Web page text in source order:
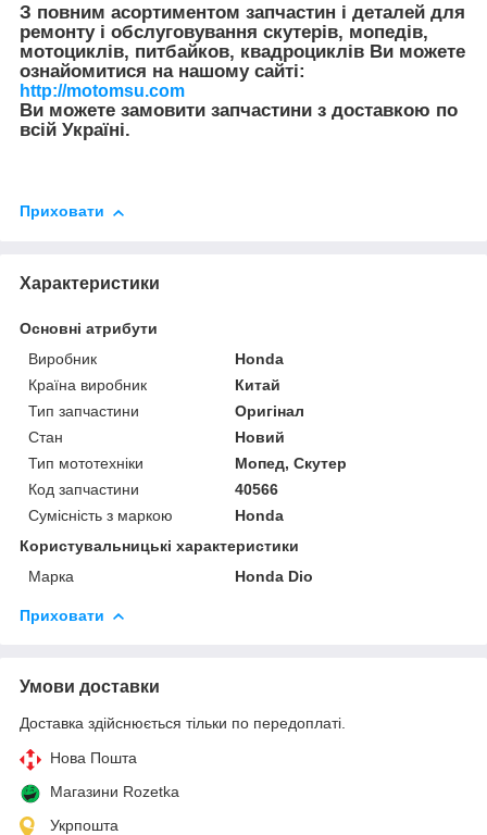
З повним асортиментом запчастин і деталей для
ремонту і обслуговування скутерів, мопедів,
мотоциклів, питбайков, квадроциклів Ви можете
ознайомитися на нашому сайті:
http://motomsu.com
Ви можете замовити запчастини з доставкою по
всій Україні.
Приховати
Характеристики
Основні атрибути
Виробник
Honda
Країна виробник
Китай
Тип запчастини
Оригінал
Стан
Новий
Тип мототехніки
Мопед, Скутер
Код запчастини
40566
Сумісність з маркою
Honda
Користувальницькі характеристики
Марка
Honda Dio
Приховати
Умови доставки
Доставка здійснюється тільки по передоплаті.
Нова Пошта
Магазини Rozetka
Укрпошта